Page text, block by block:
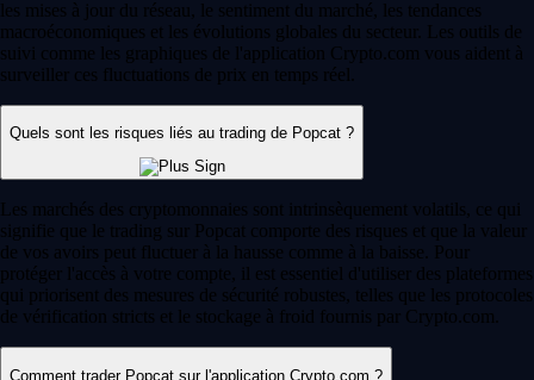
Memecoins : définition, exemples et tout ce qu'il faut savoir
Nés de blagues virales et propulsés vers des marchés valant plusieurs
milliards, les memecoins se sont imposés comme l'un des phénomènes
les plus marquants de l'univers crypto. Découvrez comment ils
fonctionnent, pourquoi ils comptent et comment y investir.
Voir les articles
Une plateforme reconnue à l'échelle
mondiale
Des millions d'utilisateurs dans plus de 90 pays